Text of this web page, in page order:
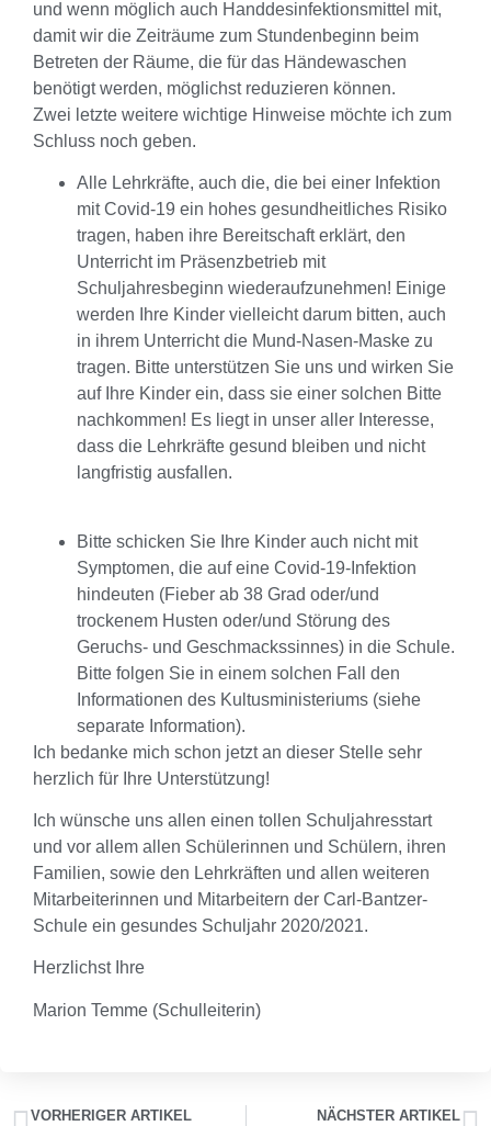
und wenn möglich auch Handdesinfektionsmittel mit,
damit wir die Zeiträume zum Stundenbeginn beim
Betreten der Räume, die für das Händewaschen
benötigt werden, möglichst reduzieren können.
Zwei letzte weitere wichtige Hinweise möchte ich zum
Schluss noch geben.
Alle Lehrkräfte, auch die, die bei einer Infektion
mit Covid-19 ein hohes gesundheitliches Risiko
tragen, haben ihre Bereitschaft erklärt, den
Unterricht im Präsenzbetrieb mit
Schuljahresbeginn wiederaufzunehmen! Einige
werden Ihre Kinder vielleicht darum bitten, auch
in ihrem Unterricht die Mund-Nasen-Maske zu
tragen. Bitte unterstützen Sie uns und wirken Sie
auf Ihre Kinder ein, dass sie einer solchen Bitte
nachkommen! Es liegt in unser aller Interesse,
dass die Lehrkräfte gesund bleiben und nicht
langfristig ausfallen.
Bitte schicken Sie Ihre Kinder auch nicht mit
Symptomen, die auf eine Covid-19-Infektion
hindeuten (Fieber ab 38 Grad oder/und
trockenem Husten oder/und Störung des
Geruchs- und Geschmackssinnes) in die Schule.
Bitte folgen Sie in einem solchen Fall den
Informationen des Kultusministeriums (siehe
separate Information).
Ich bedanke mich schon jetzt an dieser Stelle sehr
herzlich für Ihre Unterstützung!
Ich wünsche uns allen einen tollen Schuljahresstart
und vor allem allen Schülerinnen und Schülern, ihren
Familien, sowie den Lehrkräften und allen weiteren
Mitarbeiterinnen und Mitarbeitern der Carl-Bantzer-
Schule ein gesundes Schuljahr 2020/2021.
Herzlichst Ihre
Marion Temme (Schulleiterin)
VORHERIGER ARTIKEL NÄCHSTER ARTIKEL